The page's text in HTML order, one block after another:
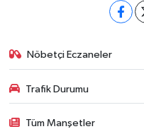
Nöbetçi Eczaneler
Trafik Durumu
Tüm Manşetler